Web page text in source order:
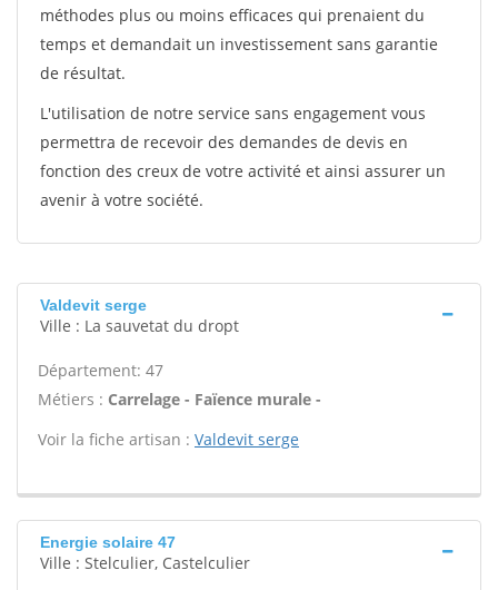
méthodes plus ou moins efficaces qui prenaient du
temps et demandait un investissement sans garantie
de résultat.
L'utilisation de notre service sans engagement vous
permettra de recevoir des demandes de devis en
fonction des creux de votre activité et ainsi assurer un
avenir à votre société.
Valdevit serge
Ville : La sauvetat du dropt
Département: 47
Métiers : Carrelage - Faïence murale -
Voir la fiche artisan : Valdevit serge
Energie solaire 47
Ville : Stelculier, Castelculier